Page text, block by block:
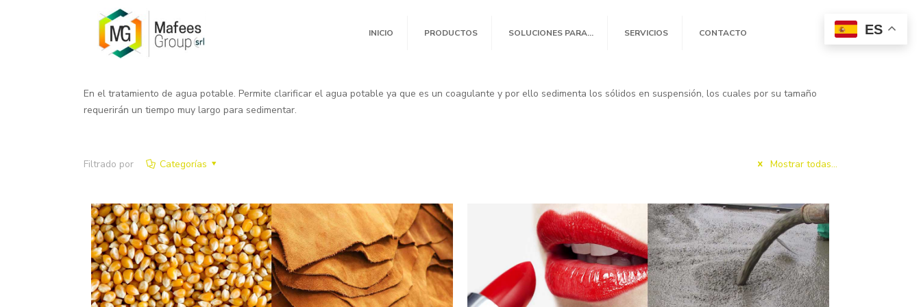
INICIO PRODUCTOS SOLUCIONES PARA… SERVICIOS CONTACTO
En el tratamiento de agua potable. Permite clarificar el agua potable ya que es un coagulante y por ello sedimenta los sólidos en suspensión, los cuales por su tamaño
requerirán un tiempo muy largo para sedimentar.
Filtrado por Categorías Mostrar todas...
Ácido Fórmico Sulfato de Aluminio
ES